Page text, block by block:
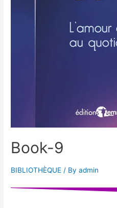
Book-9
BIBLIOTHÈQUE / Byadmin